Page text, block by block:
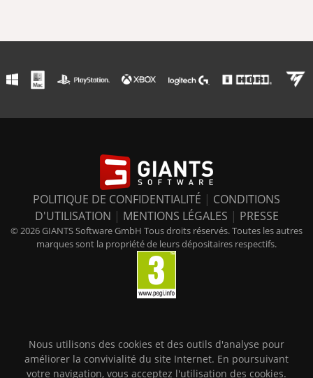
POLITIQUE DE CONFIDENTIALITÉ | CONDITIONS
D'UTILISATION | MENTIONS LÉGALES | PRESSE
© 2026 GIANTS Software GmbH Tous droits réservés. Toutes les autres
marques sont la propriété de leurs dépositaires respectifs.
Nous utilisons des cookies et des outils d'analyse pour
améliorer la convivialité du site Internet. En poursuivant
votre navigation, vous acceptez l'utilisation des cookies.